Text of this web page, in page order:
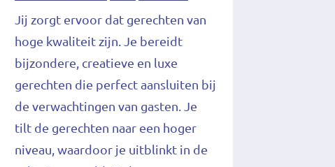
Jij zorgt ervoor dat gerechten van
hoge kwaliteit zijn. Je bereidt
bijzondere, creatieve en luxe
gerechten die perfect aansluiten bij
de verwachtingen van gasten. Je
tilt de gerechten naar een hoger
niveau, waardoor je uitblinkt in de